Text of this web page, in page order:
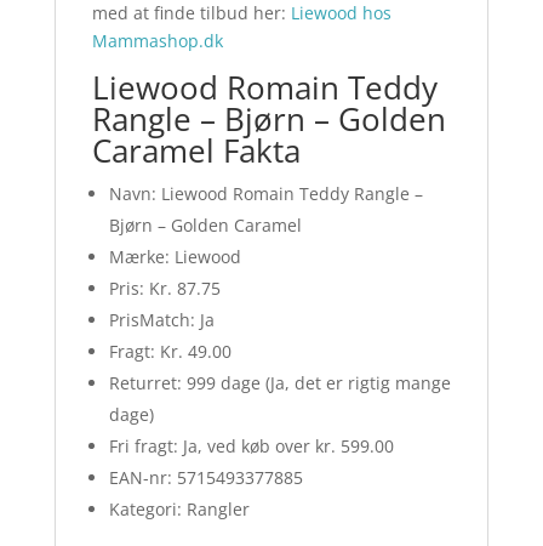
med at finde tilbud her: Liewood hos
Mammashop.dk
Liewood Romain Teddy
Rangle – Bjørn – Golden
Caramel Fakta
Navn: Liewood Romain Teddy Rangle –
Bjørn – Golden Caramel
Mærke: Liewood
Pris: Kr. 87.75
PrisMatch: Ja
Fragt: Kr. 49.00
Returret: 999 dage (Ja, det er rigtig mange
dage)
Fri fragt: Ja, ved køb over kr. 599.00
EAN-nr: 5715493377885
Kategori: Rangler